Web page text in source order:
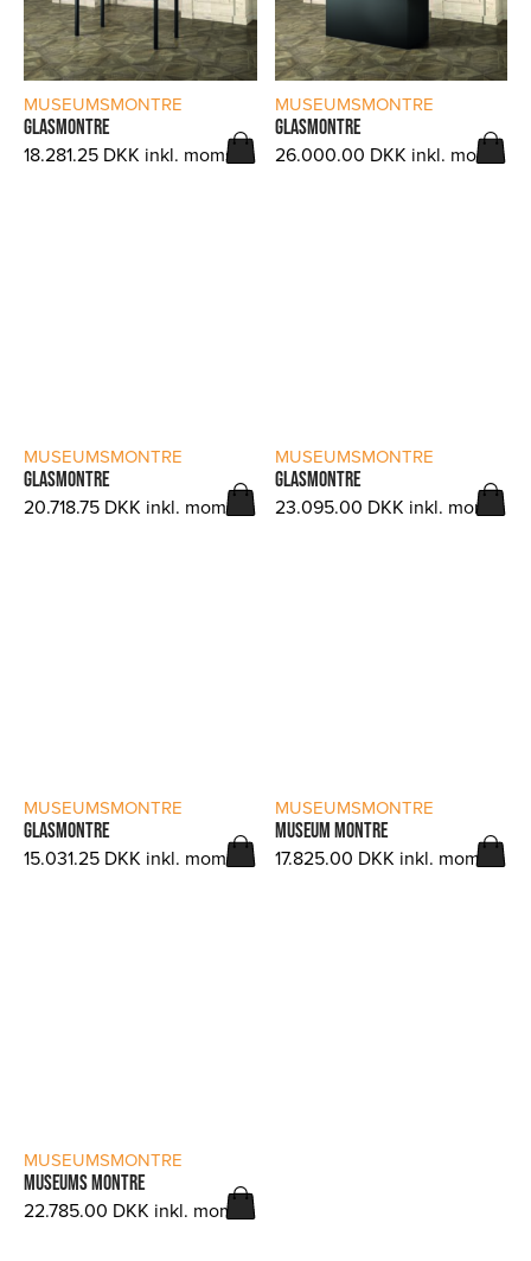
LÆS MERE
MUSEUMSMONTRE
GLASMONTRE
18.281.25 DKK inkl. moms.
LÆS MERE
MUSEUMSMONTRE
GLASMONTRE
26.000.00 DKK inkl. moms.
LÆS MERE
MUSEUMSMONTRE
GLASMONTRE
20.718.75 DKK inkl. moms.
LÆS MERE
MUSEUMSMONTRE
GLASMONTRE
23.095.00 DKK inkl. moms.
LÆS MERE
MUSEUMSMONTRE
GLASMONTRE
15.031.25 DKK inkl. moms.
LÆS MERE
MUSEUMSMONTRE
MUSEUM MONTRE
17.825.00 DKK inkl. moms.
LÆS MERE
MUSEUMSMONTRE
MUSEUMS MONTRE
22.785.00 DKK inkl. moms.